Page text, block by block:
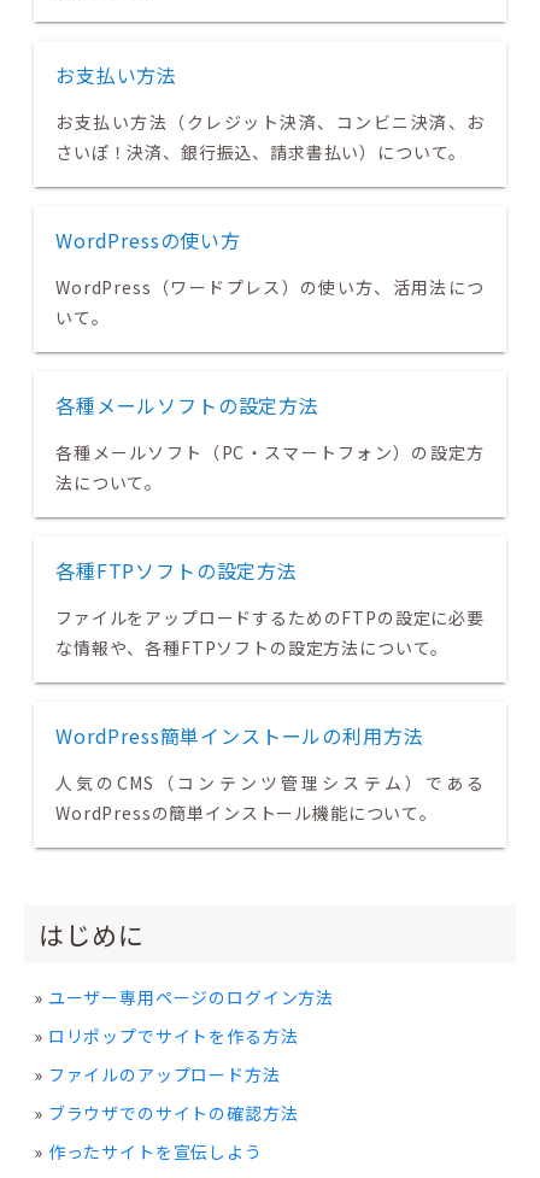
お支払い方法
お支払い方法（クレジット決済、コンビニ決済、お
さいぽ！決済、銀行振込、請求書払い）について。
WordPressの使い方
WordPress（ワードプレス）の使い方、活用法につ
いて。
各種メールソフトの設定方法
各種メールソフト（PC・スマートフォン）の設定方
法について。
各種FTPソフトの設定方法
ファイルをアップロードするためのFTPの設定に必要
な情報や、各種FTPソフトの設定方法について。
WordPress簡単インストールの利用方法
人気のCMS（コンテンツ管理システム）である
WordPressの簡単インストール機能について。
はじめに
ユーザー専用ページのログイン方法
ロリポップでサイトを作る方法
ファイルのアップロード方法
ブラウザでのサイトの確認方法
作ったサイトを宣伝しよう